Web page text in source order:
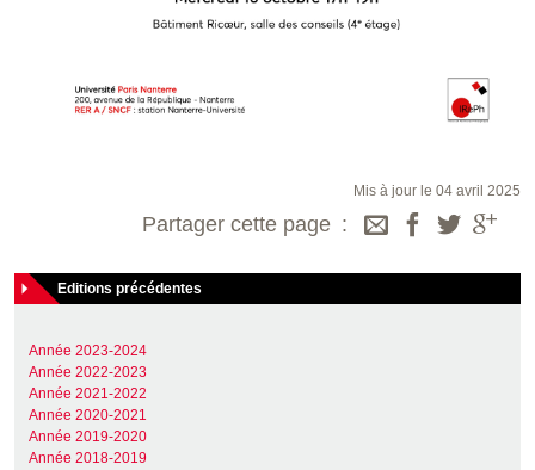
Mis à jour le 04 avril 2025
Partager cette page
Editions précédentes
Année 2023-2024
Année 2022-2023
Année 2021-2022
Année 2020-2021
Année 2019-2020
Année 2018-2019